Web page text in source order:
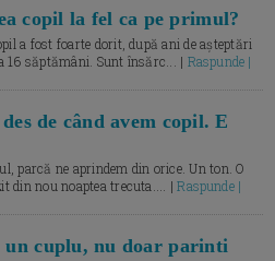
copil la fel ca pe primul?
a fost foarte dorit, după ani de așteptări
16 săptămâni. Sunt însărc... | Raspunde |
de când avem copil. E
parcă ne aprindem din orice. Un ton. O
din nou noaptea trecuta.... |Raspunde |
un cuplu, nu doar parinti